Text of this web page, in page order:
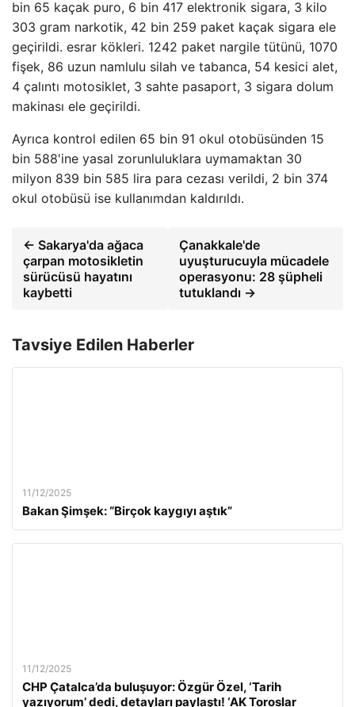
bin 65 kaçak puro, 6 bin 417 elektronik sigara, 3 kilo
303 gram narkotik, 42 ​​bin 259 paket kaçak sigara ele
geçirildi. esrar kökleri. 1242 paket nargile tütünü, 1070
fişek, 86 uzun namlulu silah ve tabanca, 54 kesici alet,
4 çalıntı motosiklet, 3 sahte pasaport, 3 sigara dolum
makinası ele geçirildi.
Ayrıca kontrol edilen 65 bin 91 okul otobüsünden 15
bin 588'ine yasal zorunluluklara uymamaktan 30
milyon 839 bin 585 lira para cezası verildi, 2 bin 374
okul otobüsü ise kullanımdan kaldırıldı.
← Sakarya'da ağaca
çarpan motosikletin
sürücüsü hayatını
kaybetti
Çanakkale'de
uyuşturucuyla mücadele
operasyonu: 28 şüpheli
tutuklandı →
Tavsiye Edilen Haberler
11/12/2025
Bakan Şimşek: “Birçok kaygıyı aştık”
11/12/2025
CHP Çatalca’da buluşuyor: Özgür Özel, ‘Tarih
yazıyorum’ dedi, detayları paylaştı! ‘AK Toroslar